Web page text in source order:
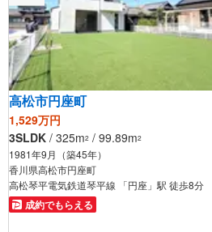
高松市円座町
1,529万円
3SLDK / 325m2 / 99.89m2
1981年9月（築45年）
香川県高松市円座町
高松琴平電気鉄道琴平線 「円座」駅 徒歩8分
成約でもらえる